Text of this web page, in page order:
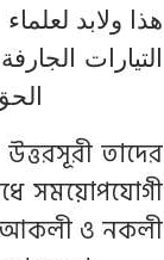
هذا ولابد
التيارات
তাদের
সময়োপযোগী
আকলী ও নকলী